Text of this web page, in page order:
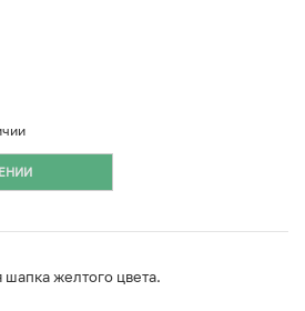
желтого цвета.